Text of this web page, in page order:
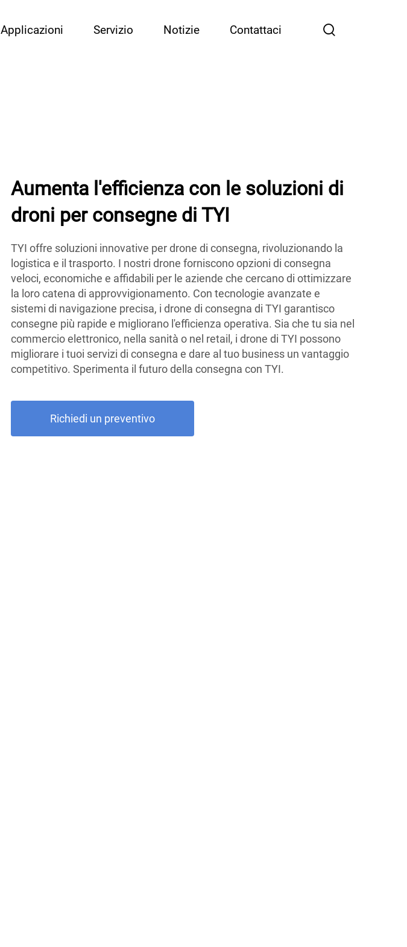
Applicazioni Servizio Notizie Contattaci
Aumenta l'efficienza con le soluzioni di
droni per consegne di TYI
TYI offre soluzioni innovative per drone di consegna, rivoluzionando la
logistica e il trasporto. I nostri drone forniscono opzioni di consegna
veloci, economiche e affidabili per le aziende che cercano di ottimizzare
la loro catena di approvvigionamento. Con tecnologie avanzate e
sistemi di navigazione precisa, i drone di consegna di TYI garantisco
consegne più rapide e migliorano l'efficienza operativa. Sia che tu sia nel
commercio elettronico, nella sanità o nel retail, i drone di TYI possono
migliorare i tuoi servizi di consegna e dare al tuo business un vantaggio
competitivo. Sperimenta il futuro della consegna con TYI.
Richiedi un preventivo